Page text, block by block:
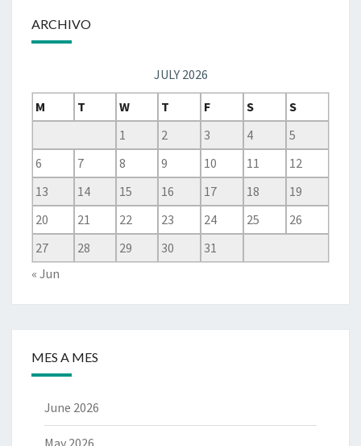
ARCHIVO
JULY 2026
M
T W T F S
S
1
2 3 4
5
6
7 8 9 10 11
12
13
14 15 16 17 18
19
20
21 22 23 24 25
26
27
28 29 30
31
« Jun
MES A MES
June 2026
May 2026